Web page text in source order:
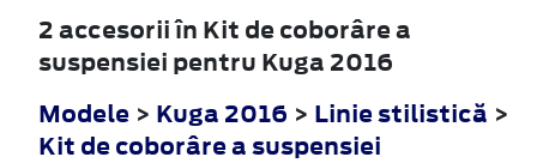
2 accesorii în Kit de coborâre a
suspensiei pentru Kuga 2016
Modele > Kuga 2016 > Linie stilistică >
Kit de coborâre a suspensiei